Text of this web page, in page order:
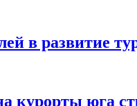
в развитие
курорты юга